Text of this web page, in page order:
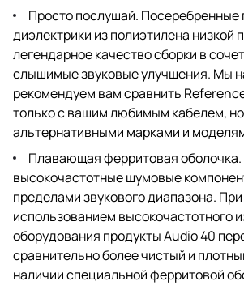
Просто послушай. Посеребренные
диэлектрики из полиэтилена низкой
легендарное качество сборки в
слышимые звуковые улучшения. Мы
рекомендуем вам сравнить
только с вашим любимым кабелем,
альтернативными марками и
Плавающая ферритовая
высокочастотные шумовые
пределами звукового диапазона.
использованием высокочастотного
оборудования продукты Audio 40
сравнительно более чистый и
наличии специальной ферритовой